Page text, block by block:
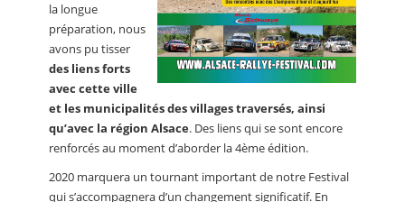
la longue
préparation, nous
avons pu tisser
des liens forts
avec cette ville
et les municipalités des villages traversés, ainsi
qu’avec la région Alsace. Des liens qui se sont encore
renforcés au moment d’aborder la 4ème édition.
2020 marquera un tournant important de notre Festival
qui s’accompagnera d’un changement significatif. En